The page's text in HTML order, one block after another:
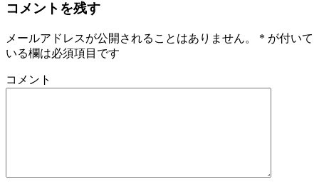
コメントを残す
メールアドレスが公開されることはありません。 * が付いて
いる欄は必須項目です
コメント